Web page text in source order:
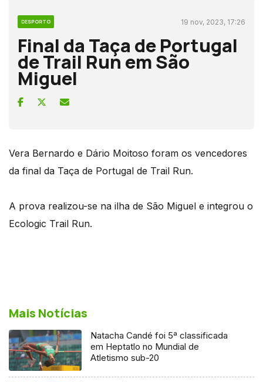
DESPORTO 19 nov, 2023, 17:26
Final da Taça de Portugal
de Trail Run em São
Miguel
Vera Bernardo e Dário Moitoso foram os vencedores
da final da Taça de Portugal de Trail Run.
A prova realizou-se na ilha de São Miguel e integrou o
Ecologic Trail Run.
Mais Notícias
Natacha Candé foi 5ª classificada
em Heptatlo no Mundial de
Atletismo sub-20